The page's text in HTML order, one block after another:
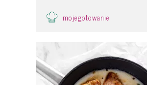
mojegotowanie